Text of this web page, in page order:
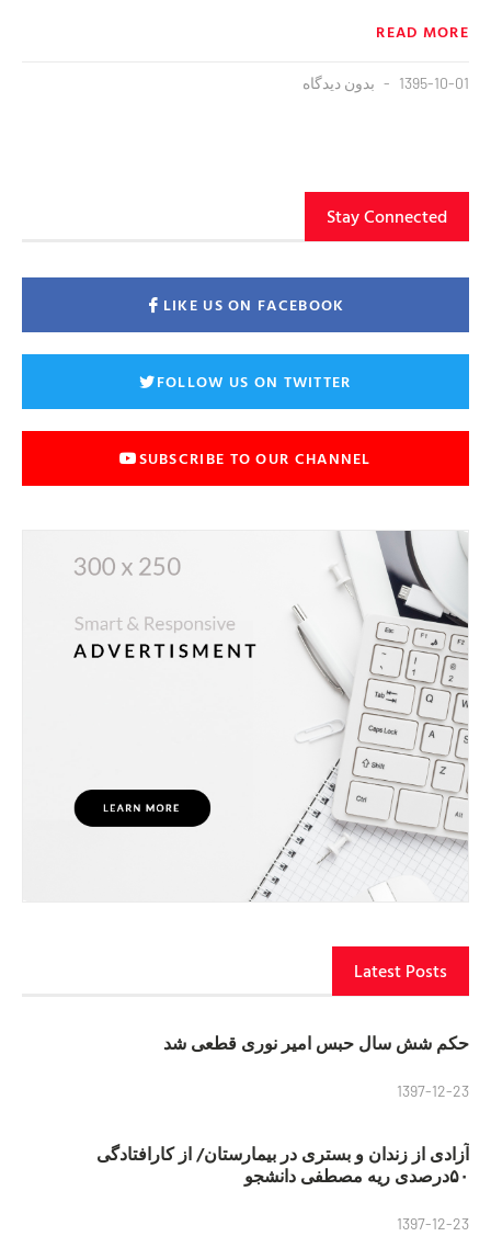
READ MORE
1395-10-01 بدون دیدگاه
Stay Connected
LIKE US ON FACEBOOK
FOLLOW US ON TWITTER
SUBSCRIBE TO OUR CHANNEL
Latest Posts
حکم شش سال حبس امیر نوری قطعی شد
1397-12-23
آزادی از زندان و بستری در بیمارستان/ از کارافتادگی
۵۰درصدی ریه مصطفی دانشجو
1397-12-23